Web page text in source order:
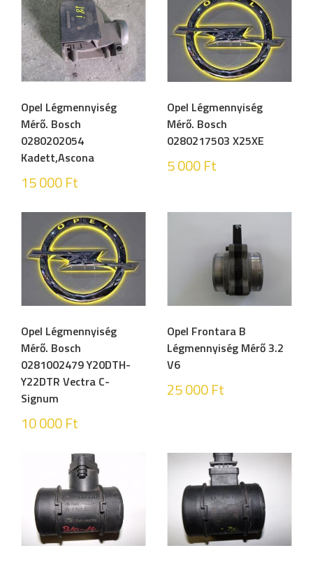
Opel Légmennyiség
Mérő. Bosch
0280202054
Kadett,Ascona
15 000Ft
Opel Légmennyiség
Mérő. Bosch
0280217503 X25XE
5 000Ft
Opel Légmennyiség
Mérő. Bosch
0281002479 Y20DTH-
Y22DTR Vectra C-
Signum
10 000Ft
Opel Frontara B
Légmennyiség Mérő 3.2
V6
25 000Ft